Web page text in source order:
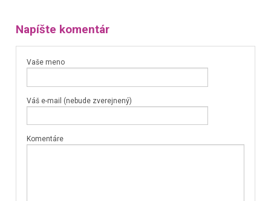
Napíšte komentár
Vaše meno
Váš e-mail (nebude zverejnený)
Komentáre